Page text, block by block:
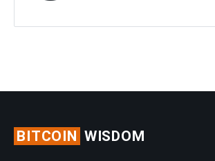
BITCOIN WISDOM